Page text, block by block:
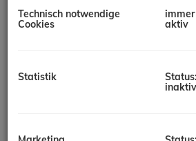
Finkenstein am Faaker
Technisch notwendige
Cookies
immer
aktiv
Statistik
Status:
inaktiv